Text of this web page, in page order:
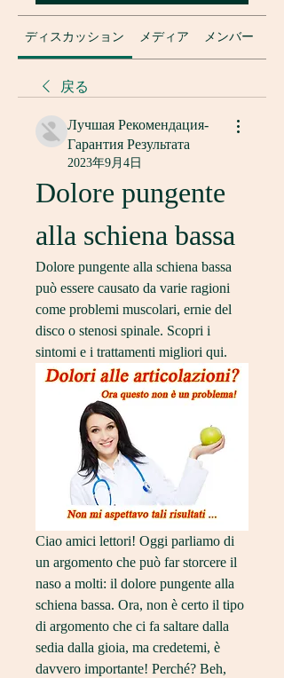
ディスカッション メディア メンバー
戻る
Лучшая Рекомендация-
Гарантия Результата
2023年9月4日
Dolore pungente
alla schiena bassa
Dolore pungente alla schiena bassa
può essere causato da varie ragioni
come problemi muscolari, ernie del
disco o stenosi spinale. Scopri i
sintomi e i trattamenti migliori qui.
Ciao amici lettori! Oggi parliamo di
un argomento che può far storcere il
naso a molti: il dolore pungente alla
schiena bassa. Ora, non è certo il tipo
di argomento che ci fa saltare dalla
sedia dalla gioia, ma credetemi, è
davvero importante! Perché? Beh,